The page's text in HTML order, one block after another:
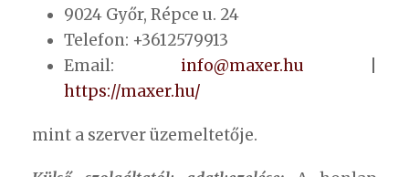
9024 Győr, Répce u. 24
Telefon: +3612579913
Email: info@maxer.hu
https://maxer.hu/
mint a szerver üzemeltetője.